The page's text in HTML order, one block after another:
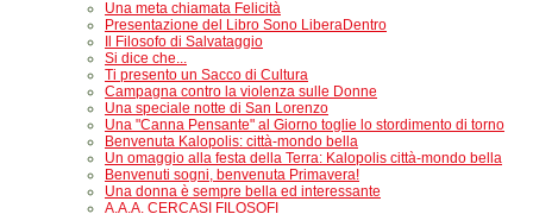
Una meta chiamata Felicità
Presentazione del Libro Sono LiberaDentro
Il Filosofo di Salvataggio
Si dice che...
Ti presento un Sacco di Cultura
Campagna contro la violenza sulle Donne
Una speciale notte di San Lorenzo
Una "Canna Pensante" al Giorno toglie lo stordimento di torno
Benvenuta Kalopolis: città-mondo bella
Un omaggio alla festa della Terra: Kalopolis città-mondo bella
Benvenuti sogni, benvenuta Primavera!
Una donna è sempre bella ed interessante
A.A.A. CERCASI FILOSOFI